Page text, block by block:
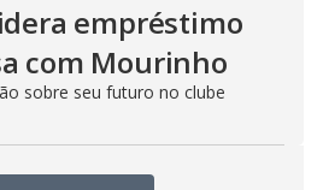
empréstimo
com Mourinho
sobre seu futuro no clube